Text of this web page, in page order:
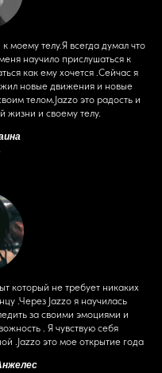
моему телу.Я всегда думал что
научило прислушаться к
как ему хочется .Сейчас я
новые движения и новые
телом.Jazzo это радость и
жизни и своему телу.
который не требует никаких
.Через Jazzo я научилась
за своими эмоциями и
. Я чувствую себя
.Jazzo это мое открытие года